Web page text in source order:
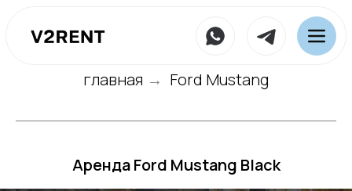
главная → Ford Mustang
Аренда Ford Mustang Black